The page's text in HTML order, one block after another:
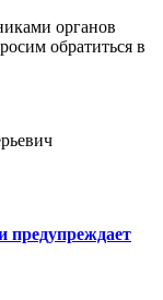
органов
обратиться в
предупреждает